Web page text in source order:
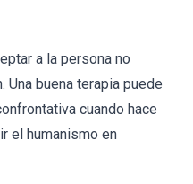
a la persona no
buena terapia puede
cuando hace
el humanismo en